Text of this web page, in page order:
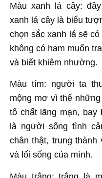
Màu xanh lá cây:
xanh lá cây là biểu
chọn sắc xanh lá sẽ
không có ham muốn
và biết khiêm nhường.
Màu tím: người ta
mộng mơ vì thế
tố chất lãng mạn, bay
là người sống tình
chân thật, trung
và lối sống của mình.